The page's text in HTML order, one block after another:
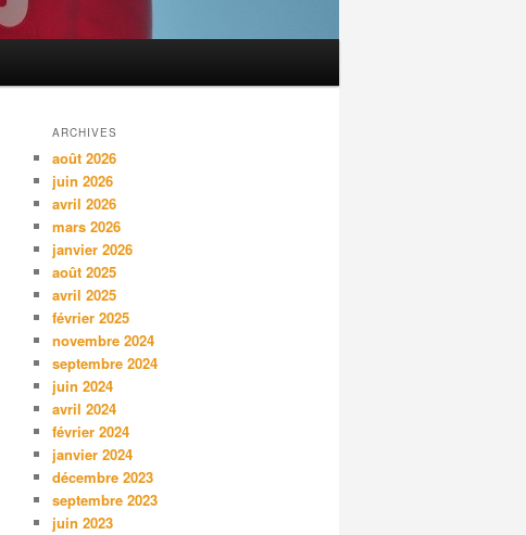
ARCHIVES
août 2026
juin 2026
avril 2026
mars 2026
janvier 2026
août 2025
avril 2025
février 2025
novembre 2024
septembre 2024
juin 2024
avril 2024
février 2024
janvier 2024
décembre 2023
septembre 2023
juin 2023